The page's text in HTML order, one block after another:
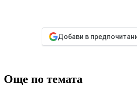
Добави в
Още по темата